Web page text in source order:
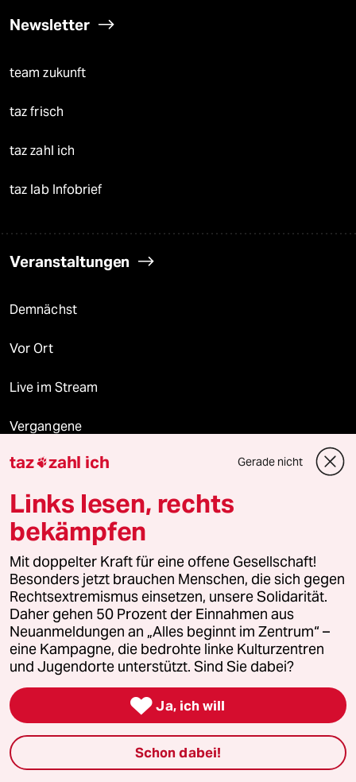
Newsletter
team zukunft
taz frisch
taz zahl ich
taz lab Infobrief
Veranstaltungen
Demnächst
Vor Ort
Live im Stream
Vergangene
taz lab 2027
Mehr taz Lesestoff
taz Blogs
taz FUTURZWEI
Le Monde diplomatique
taz Archiv
Mehr taz Angebote
taz zahl ich Gerade nicht
Links lesen, rechts
bekämpfen
Mit doppelter Kraft für eine offene Gesellschaft!
Besonders jetzt brauchen Menschen, die sich gegen
Rechtsextremismus einsetzen, unsere Solidarität.
Daher gehen 50 Prozent der Einnahmen aus
Neuanmeldungen an „Alles beginnt im Zentrum“ –
eine Kampagne, die bedrohte linke Kulturzentren
und Jugendorte unterstützt. Sind Sie dabei?
 Ja, ich will
Schon dabei!